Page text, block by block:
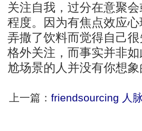
关注自我，过分在意聚
程度。因为有焦点效应
弄撒了饮料而觉得自己
格外关注，而事实并非
尬场景的人并没有你想
上一篇： friendsourcing 人